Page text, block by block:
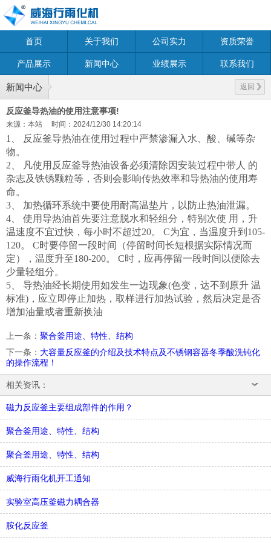
首页 关于我们 公司实力 资质荣誉
产品展示 新闻中心 业绩展示 联系我们
新闻中心 返回
反应釜导热油的使用注意事项!
来源：本站 时间：2024/12/30 14:20:14
1、 反应釜导热油在使用过程中严禁渗漏入水、酸、碱等杂
物。
2、 凡使用反应釜导热油设备必须清除因安装过程中带人 的
杂志及铁锈颗粒等，否则会影响传热效率和导热油的使用寿
命。
3、 加热循环系统中要使用耐高温垫片，以防止热油泄漏。
4、 使用导热油首先要注意脱水和轻组分，特别次使 用，升
温速度不宜过快，每小时不超过20。 C为宜，当温度升到105-
120。 C时要停留一段时间（停留时间长短根据实际情况而
定），温度升至180-200。 C时，应再停留一段时间以便除去
少量轻组分。
5、 导热油经长期使用如发生一边现象(色变，达不到原升 温
标准)，应立即停止加热，取样进行加热试验，然后决定是否
增加油量或者重新换油
上一条 ： 聚合釜用途、特性、结构
下一条 ： 大容量反应釜的介绍及技术特点及不锈钢容器冬季酸洗钝化
的操作流程！
相关资讯：
磁力反应釜主要组成部件的作用？
聚合釜用途、特性、结构
聚合釜用途、特性、结构
威海行雨化机开工通知
实验室高压釜磁力耦合器
胺化反应釜